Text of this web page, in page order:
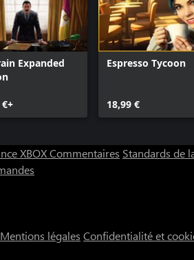
Expanded
Espresso Tycoon
18,99 €
XBOXCommentaires Standards de
Mentions légales Confidentialité et